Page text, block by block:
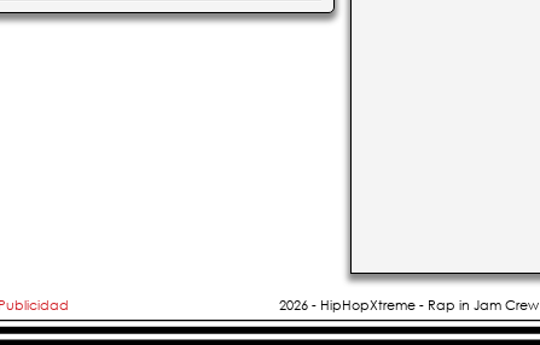
Publicidad 2026 - HipHopXtreme - Rap in Jam Crew